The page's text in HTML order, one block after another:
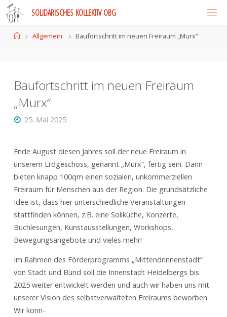
Skip
to
content
SOLIDARISCHES KOLLEKTIV OBG
HomeAllgemein Baufortschritt im neuen Freiraum „Murx“
Baufortschritt im neuen Freiraum
„Murx“
25. Mai 2025
Ende August diesen Jahres soll der neue Freiraum in
unserem Erdgeschoss, genannt „Murx“, fertig sein. Dann
bieten knapp 100qm einen sozialen, unkommerziellen
Freiraum für Menschen aus der Region. Die grundsätzliche
Idee ist, dass hier unterschiedliche Veranstaltungen
stattfinden können, z.B. eine Soliküche, Konzerte,
Buchlesungen, Kunstausstellungen, Workshops,
Bewegungsangebote und vieles mehr!
Im Rahmen des Förderprogramms „Mittendrinnenstadt“
von Stadt und Bund soll die Innenstadt Heidelbergs bis
2025 weiter entwickelt werden und auch wir haben uns mit
unserer Vision des selbstverwalteten Freiraums beworben.
Wir konn-